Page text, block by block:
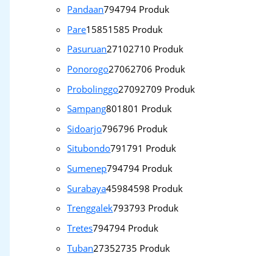
Pandaan794794 Produk
Pare15851585 Produk
Pasuruan27102710 Produk
Ponorogo27062706 Produk
Probolinggo27092709 Produk
Sampang801801 Produk
Sidoarjo796796 Produk
Situbondo791791 Produk
Sumenep794794 Produk
Surabaya45984598 Produk
Trenggalek793793 Produk
Tretes794794 Produk
Tuban27352735 Produk